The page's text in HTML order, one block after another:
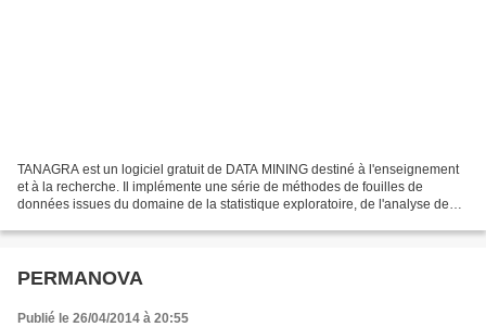
TANAGRA est un logiciel gratuit de DATA MINING destiné à l'enseignement
et à la recherche. Il implémente une série de méthodes de fouilles de
données issues du domaine de la statistique exploratoire, de l'analyse de
PERMANOVA
Publié le 26/04/2014 à 20:55